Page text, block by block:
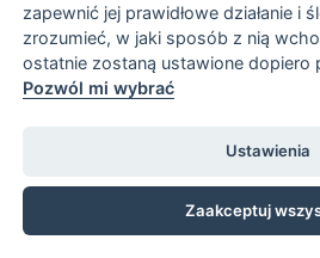
można pokazać publicznie.
zmieniło się to, że regulatorzy
wyraźniejszy obraz tego, na co
zapewnić jej prawidłowe działanie i
zrozumieć, w jaki sposób z nią
ostatnie zostaną ustawione dopiero
Pozwól mi wybrać
Ustawienia
Zaakceptuj